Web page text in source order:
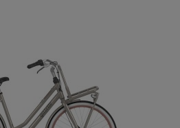
do koszyka